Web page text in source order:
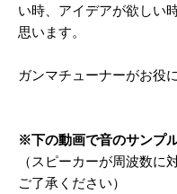
い時、アイデアが欲しい
思います。
ガンマチューナーがお役
※下の動画で音のサンプ
（スピーカーが周波数
ご了承ください）